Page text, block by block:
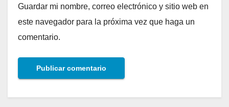
Guardar mi nombre, correo electrónico y sitio web en
este navegador para la próxima vez que haga un
comentario.